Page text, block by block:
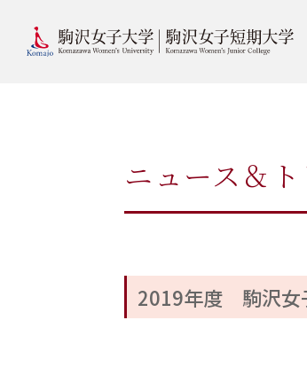
ニュース＆
2019年度 駒沢女